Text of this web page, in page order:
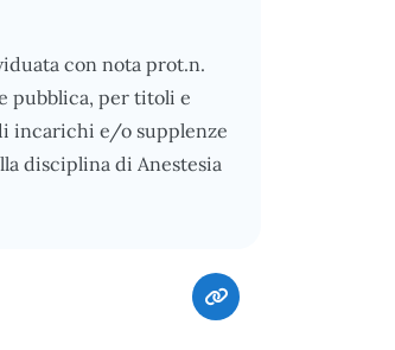
con nota prot.n.
pubblica, per titoli e
incarichi e/o supplenze
disciplina di Anestesia